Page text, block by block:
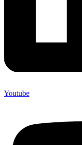
Youtube